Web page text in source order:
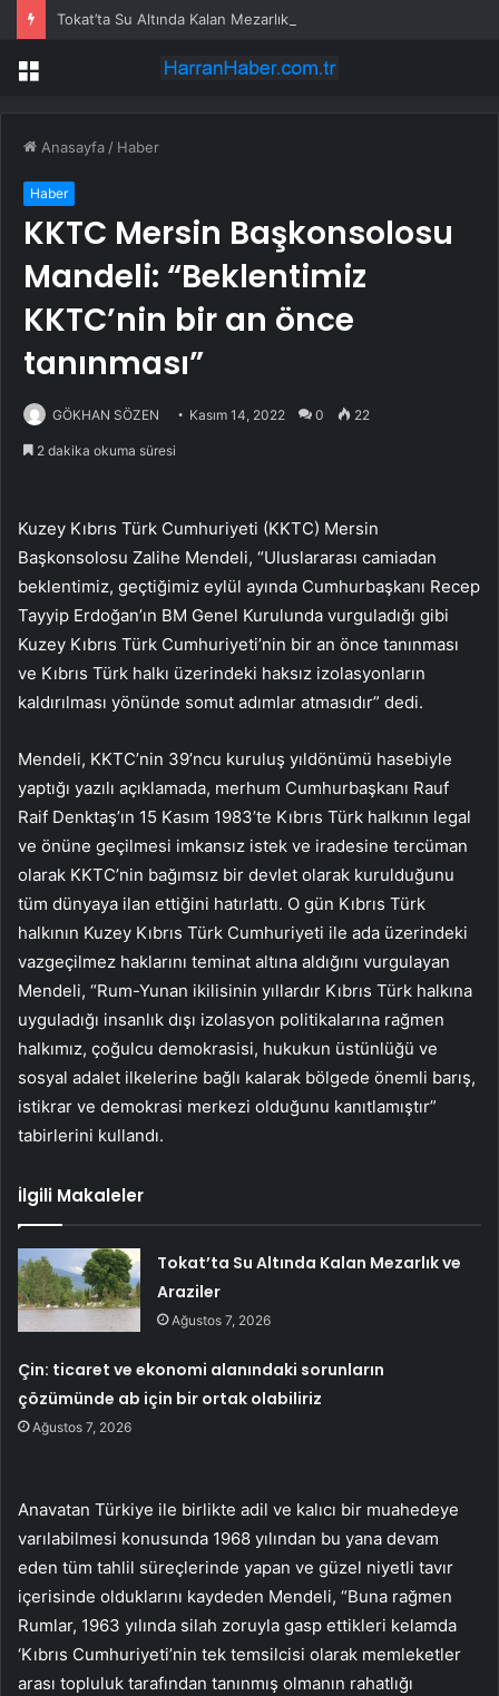
Tokat’ta Su Altında Kalan Mezarlık ve Araziler
Menü
Anasayfa / Haber
Haber
KKTC Mersin Başkonsolosu
Mandeli: “Beklentimiz
KKTC’nin bir an önce
tanınması”
GÖKHAN SÖZEN Kasım 14, 2022 0 22
2 dakika okuma süresi
Kuzey Kıbrıs Türk Cumhuriyeti (KKTC) Mersin
Başkonsolosu Zalihe Mendeli, “Uluslararası camiadan
beklentimiz, geçtiğimiz eylül ayında Cumhurbaşkanı Recep
Tayyip Erdoğan’ın BM Genel Kurulunda vurguladığı gibi
Kuzey Kıbrıs Türk Cumhuriyeti’nin bir an önce tanınması
ve Kıbrıs Türk halkı üzerindeki haksız izolasyonların
kaldırılması yönünde somut adımlar atmasıdır” dedi.
Mendeli, KKTC’nin 39’ncu kuruluş yıldönümü hasebiyle
yaptığı yazılı açıklamada, merhum Cumhurbaşkanı Rauf
Raif Denktaş’ın 15 Kasım 1983’te Kıbrıs Türk halkının legal
ve önüne geçilmesi imkansız istek ve iradesine tercüman
olarak KKTC’nin bağımsız bir devlet olarak kurulduğunu
tüm dünyaya ilan ettiğini hatırlattı. O gün Kıbrıs Türk
halkının Kuzey Kıbrıs Türk Cumhuriyeti ile ada üzerindeki
vazgeçilmez haklarını teminat altına aldığını vurgulayan
Mendeli, “Rum-Yunan ikilisinin yıllardır Kıbrıs Türk halkına
uyguladığı insanlık dışı izolasyon politikalarına rağmen
halkımız, çoğulcu demokrasisi, hukukun üstünlüğü ve
sosyal adalet ilkelerine bağlı kalarak bölgede önemli barış,
istikrar ve demokrasi merkezi olduğunu kanıtlamıştır”
tabirlerini kullandı.
İlgili Makaleler
Tokat’ta Su Altında Kalan Mezarlık ve
Araziler
Ağustos 7, 2026
Çin: ticaret ve ekonomi alanındaki sorunların
çözümünde ab için bir ortak olabiliriz
Ağustos 7, 2026
Anavatan Türkiye ile birlikte adil ve kalıcı bir muahedeye
varılabilmesi konusunda 1968 yılından bu yana devam
eden tüm tahlil süreçlerinde yapan ve güzel niyetli tavır
içerisinde olduklarını kaydeden Mendeli, “Buna rağmen
Rumlar, 1963 yılında silah zoruyla gasp ettikleri kelamda
‘Kıbrıs Cumhuriyeti’nin tek temsilcisi olarak memleketler
arası topluluk tarafından tanınmış olmanın rahatlığı